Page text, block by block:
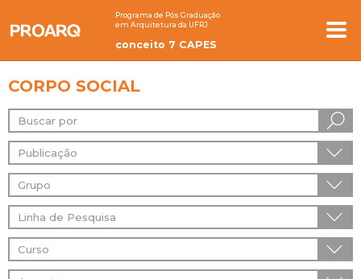
Programa de Pós Graduação
em Arquitetura da UFRJ
conceito 7 CAPES
CORPO SOCIAL